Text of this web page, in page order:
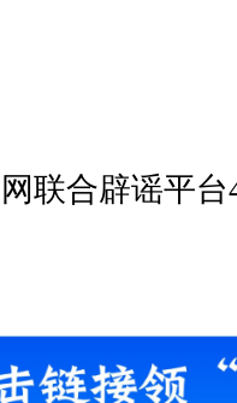
联合辟谣平